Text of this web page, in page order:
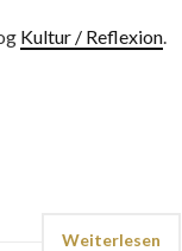
Kultur / Reflexion.
Weiterlesen